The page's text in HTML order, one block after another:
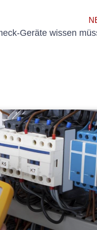
Geräte wissen